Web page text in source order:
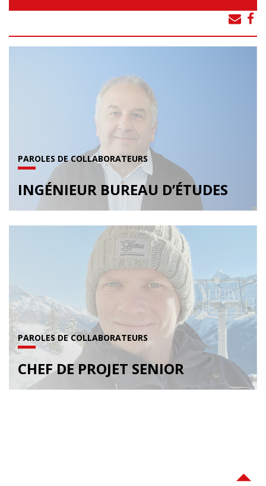
PAROLES DE COLLABORATEURS
INGÉNIEUR BUREAU D’ÉTUDES
PAROLES DE COLLABORATEURS
CHEF DE PROJET SENIOR